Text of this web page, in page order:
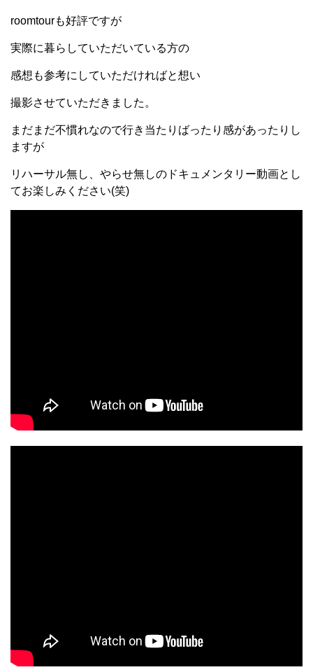
roomtourも好評ですが
実際に暮らしていただいている方の
感想も参考にしていただければと想い
撮影させていただきました。
まだまだ不慣れなので行き当たりばったり感があったりし
ますが
リハーサル無し、やらせ無しのドキュメンタリー動画とし
てお楽しみください(笑)